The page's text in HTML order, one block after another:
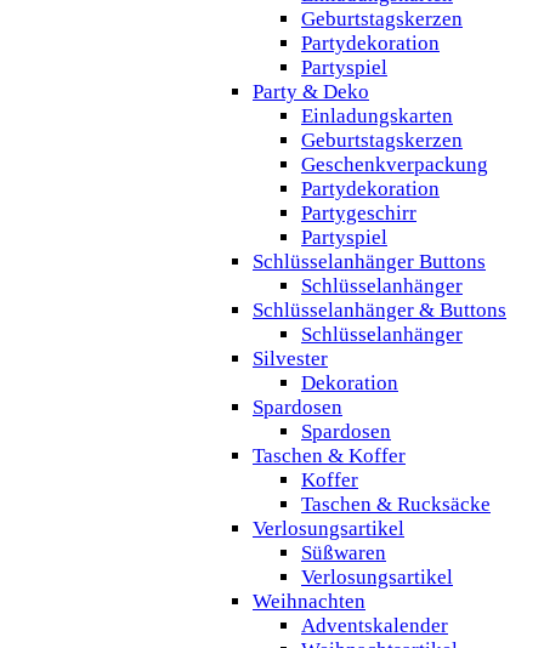
Geburtstagskerzen
Partydekoration
Partyspiel
Party & Deko
Einladungskarten
Geburtstagskerzen
Geschenkverpackung
Partydekoration
Partygeschirr
Partyspiel
Schlüsselanhänger Buttons
Schlüsselanhänger
Schlüsselanhänger & Buttons
Schlüsselanhänger
Silvester
Dekoration
Spardosen
Spardosen
Taschen & Koffer
Koffer
Taschen & Rucksäcke
Verlosungsartikel
Süßwaren
Verlosungsartikel
Weihnachten
Adventskalender